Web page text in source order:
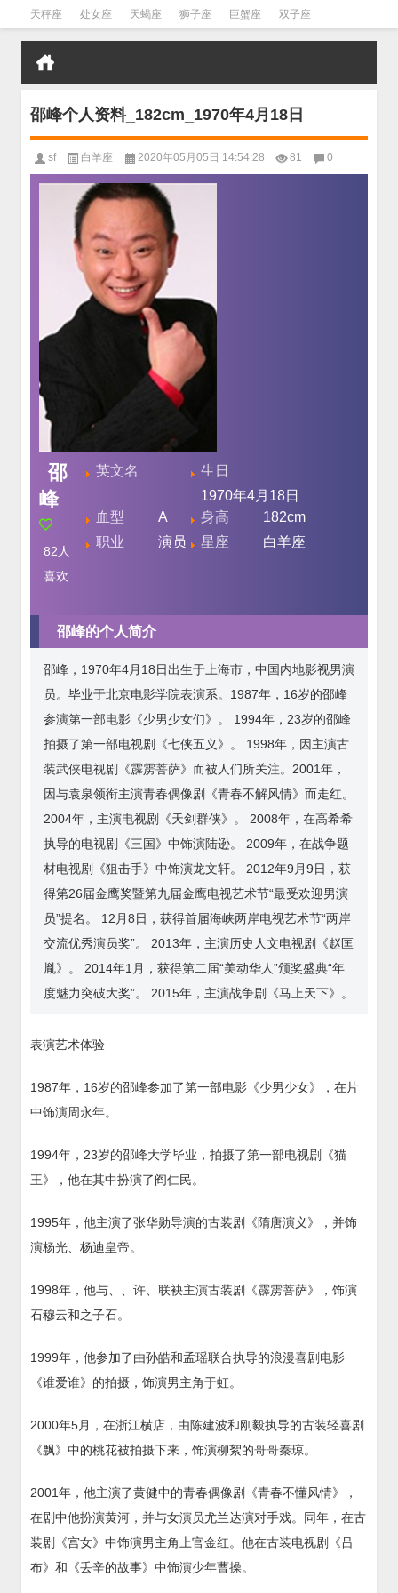
天秤座 处女座 天蝎座 狮子座 巨蟹座 双子座
金牛座 双鱼座 水瓶座
邵峰个人资料_182cm_1970年4月18日
sf 白羊座 2020年05月05日 14:54:28 81 0
邵
峰
82 人
喜欢
英文名
生日
1970年4月18日
血型
A 身高
182cm
职业
演员 星座 白羊座
邵峰的个人简介
邵峰，1970年4月18日出生于上海市，中国内地影视男演
员。毕业于北京电影学院表演系。1987年，16岁的邵峰
参演第一部电影《少男少女们》。 1994年，23岁的邵峰
拍摄了第一部电视剧《七侠五义》。 1998年，因主演古
装武侠电视剧《霹雳菩萨》而被人们所关注。2001年，
因与袁泉领衔主演青春偶像剧《青春不解风情》而走红。
2004年，主演电视剧《天剑群侠》。 2008年，在高希希
执导的电视剧《三国》中饰演陆逊。 2009年，在战争题
材电视剧《狙击手》中饰演龙文轩。 2012年9月9日，获
得第26届金鹰奖暨第九届金鹰电视艺术节“最受欢迎男演
员”提名。 12月8日，获得首届海峡两岸电视艺术节“两岸
交流优秀演员奖”。 2013年，主演历史人文电视剧《赵匡
胤》。 2014年1月，获得第二届“美动华人”颁奖盛典“年
度魅力突破大奖”。 2015年，主演战争剧《马上天下》。
表演艺术体验
1987年，16岁的邵峰参加了第一部电影《少男少女》，在片
中饰演周永年。
1994年，23岁的邵峰大学毕业，拍摄了第一部电视剧《猫
王》，他在其中扮演了阎仁民。
1995年，他主演了张华勋导演的古装剧《隋唐演义》，并饰
演杨光、杨迪皇帝。
1998年，他与、、许、联袂主演古装剧《霹雳菩萨》，饰演
石穆云和之子石。
1999年，他参加了由孙皓和孟瑶联合执导的浪漫喜剧电影
《谁爱谁》的拍摄，饰演男主角于虹。
2000年5月，在浙江横店，由陈建波和刚毅执导的古装轻喜剧
《飘》中的桃花被拍摄下来，饰演柳絮的哥哥秦琼。
2001年，他主演了黄健中的青春偶像剧《青春不懂风情》，
在剧中他扮演黄河，并与女演员尤兰达演对手戏。同年，在古
装剧《宫女》中饰演男主角上官金红。他在古装电视剧《吕
布》和《丢辛的故事》中饰演少年曹操。